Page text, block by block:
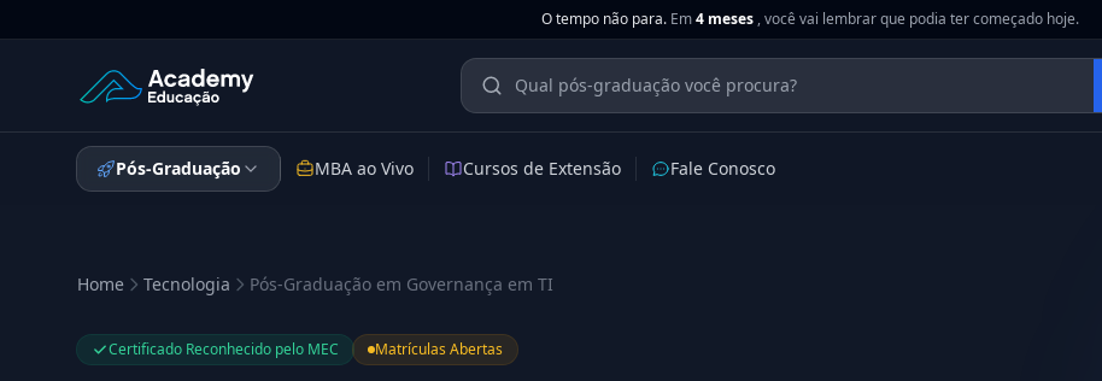
O tempo não para. Em4 meses , você vai lembrar que podia ter começado hoje.
Academy Educação — Página Inicial
Pós-Graduação MBA ao Vivo Cursos de Extensão Fale Conosco
Home Tecnologia Pós-Graduação em Governança em TI
Certificado Reconhecido pelo MEC Matrículas Abertas